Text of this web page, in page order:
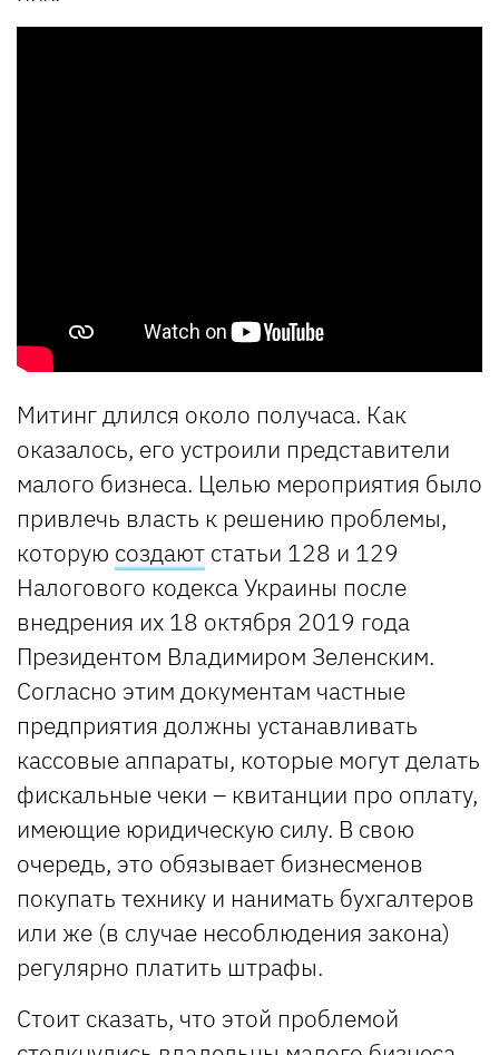
Митинг длился около получаса. Как
оказалось, его устроили представители
малого бизнеса. Целью мероприятия было
привлечь власть к решению проблемы,
которую создают статьи 128 и 129
Налогового кодекса Украины после
внедрения их 18 октября 2019 года
Президентом Владимиром Зеленским.
Согласно этим документам частные
предприятия должны устанавливать
кассовые аппараты, которые могут делать
фискальные чеки – квитанции про оплату,
имеющие юридическую силу. В свою
очередь, это обязывает бизнесменов
покупать технику и нанимать бухгалтеров
или же (в случае несоблюдения закона)
регулярно платить штрафы.
Стоит сказать, что этой проблемой